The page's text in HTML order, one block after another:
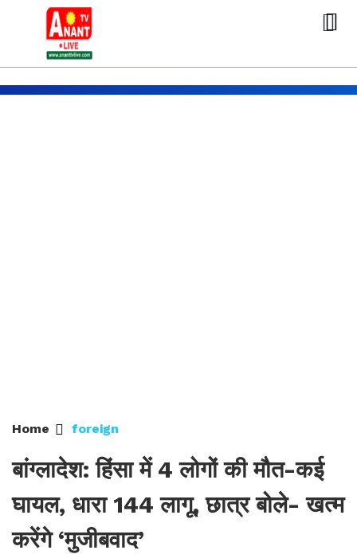
Home foreign
बांग्लादेश: हिंसा में 4 लोगों की मौत-कई
घायल, धारा 144 लागू, छात्र बोले- खत्म
करेंगे ‘मुजीबवाद’